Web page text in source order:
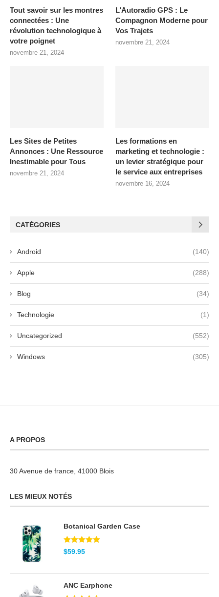
Tout savoir sur les montres
connectées : Une
révolution technologique à
votre poignet
novembre 21, 2024
L’Autoradio GPS : Le
Compagnon Moderne pour
Vos Trajets
novembre 21, 2024
Les Sites de Petites
Annonces : Une Ressource
Inestimable pour Tous
novembre 21, 2024
Les formations en
marketing et technologie :
un levier stratégique pour
le service aux entreprises
novembre 16, 2024
CATÉGORIES
Android (140)
Apple (288)
Blog (34)
Technologie (1)
Uncategorized (552)
Windows (305)
A PROPOS
30 Avenue de france, 41000 Blois
LES MIEUX NOTÉS
Botanical Garden Case
Note5.00
sur 5
$59.95
ANC Earphone